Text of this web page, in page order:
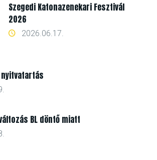
Szegedi Katonazenekari Fesztivál
2026
2026.06.17.
BL döntő miatt